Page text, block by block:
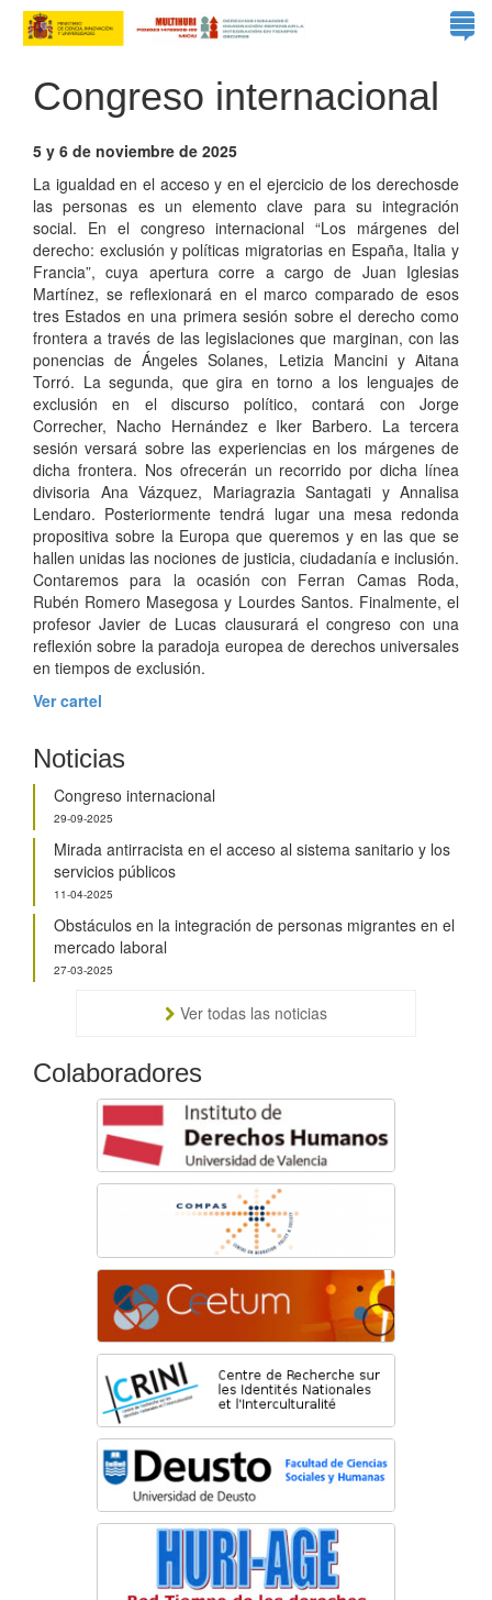
Congreso internacional
5 y 6 de noviembre de 2025
La igualdad en el acceso y en el ejercicio de los derechosde
las personas es un elemento clave para su integración
social. En el congreso internacional “Los márgenes del
derecho: exclusión y políticas migratorias en España, Italia y
Francia”, cuya apertura corre a cargo de Juan Iglesias
Martínez, se reflexionará en el marco comparado de esos
tres Estados en una primera sesión sobre el derecho como
frontera a través de las legislaciones que marginan, con las
ponencias de Ángeles Solanes, Letizia Mancini y Aitana
Torró. La segunda, que gira en torno a los lenguajes de
exclusión en el discurso político, contará con Jorge
Correcher, Nacho Hernández e Iker Barbero. La tercera
sesión versará sobre las experiencias en los márgenes de
dicha frontera. Nos ofrecerán un recorrido por dicha línea
divisoria Ana Vázquez, Mariagrazia Santagati y Annalisa
Lendaro. Posteriormente tendrá lugar una mesa redonda
propositiva sobre la Europa que queremos y en las que se
hallen unidas las nociones de justicia, ciudadanía e inclusión.
Contaremos para la ocasión con Ferran Camas Roda,
Rubén Romero Masegosa y Lourdes Santos. Finalmente, el
profesor Javier de Lucas clausurará el congreso con una
reflexión sobre la paradoja europea de derechos universales
en tiempos de exclusión.
Ver cartel
Noticias
Congreso internacional
29-09-2025
Mirada antirracista en el acceso al sistema sanitario y los
servicios públicos
11-04-2025
Obstáculos en la integración de personas migrantes en el
mercado laboral
27-03-2025
Ver todas las noticias
Colaboradores